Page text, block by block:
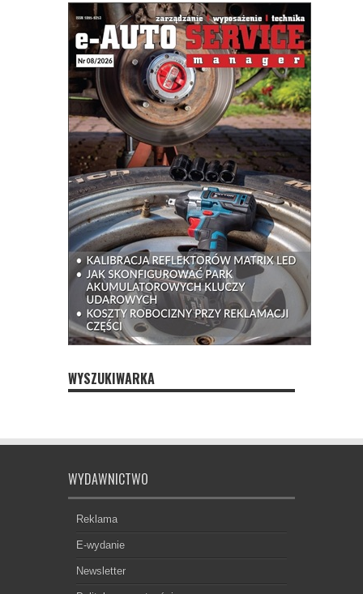
WYSZUKIWARKA
WYDAWNICTWO
Reklama
E-wydanie
Newsletter